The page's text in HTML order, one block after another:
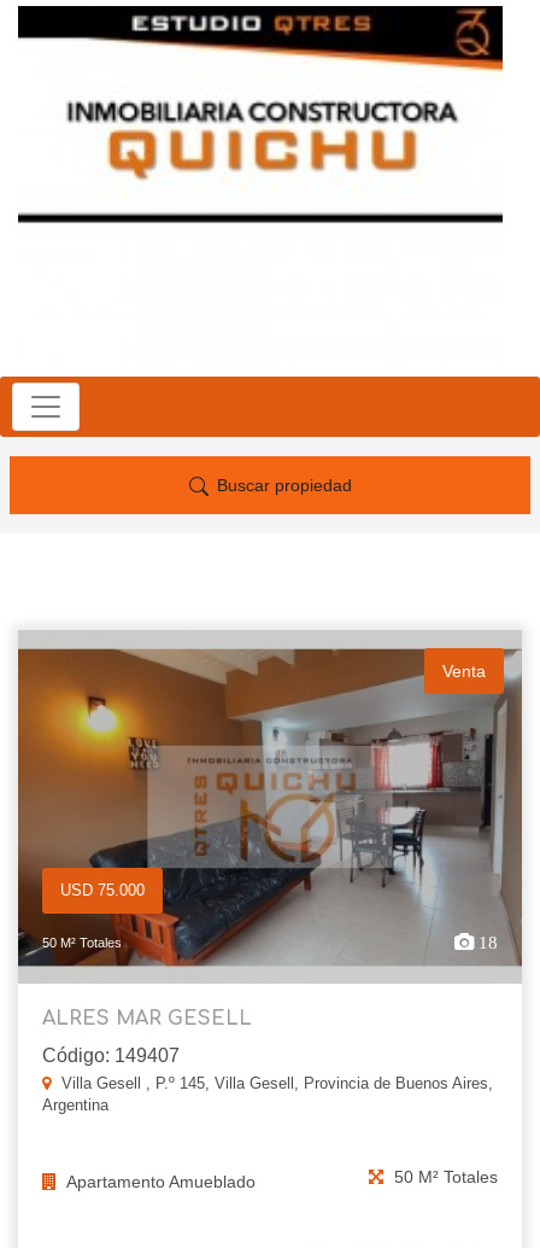
Buscar propiedad
Venta
USD 75.000
50 M² Totales 18
ALRES MAR GESELL
Código: 149407
Villa Gesell , P.º 145, Villa Gesell, Provincia de Buenos Aires,
Argentina
Apartamento Amueblado 50 M² Totales